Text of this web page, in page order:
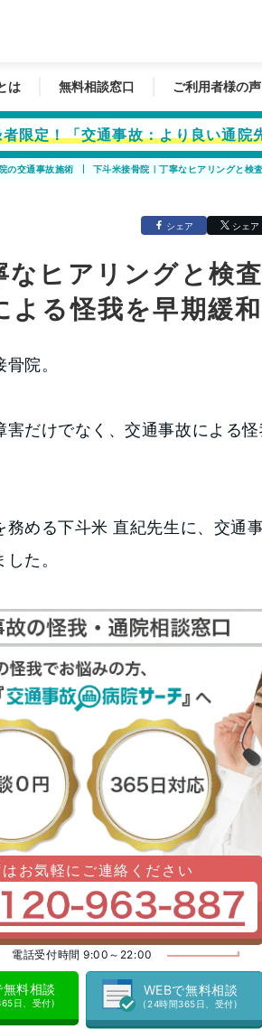
は 無料相談窓口 ご利用者様の声
限定！「交通事故：より良い通院
の交通事故施術 下斗米接骨院｜丁寧なヒアリングと検
シェア シェア
なヒアリングと検
よる怪我を早期緩
院。
だけでなく、交通事故による
める下斗米 直紀先生に、交通
た。
はお気軽にご連絡ください
電話受付時間 9:00～22:00
料相談
日、受付)
WEBで無料相談
(24時間365日、受付)